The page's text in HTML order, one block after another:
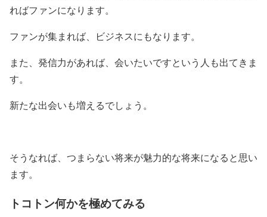
ればファンになります。
ファンが集まれば、ビジネスにもなります。
また、発信力があれば、会いたいですという人も出てきま
す。
新たな出会いも増えるでしょう。
そうなれば、つまらない将来が魅力的な将来になると思い
ます。
トコトン何かを極めてみる